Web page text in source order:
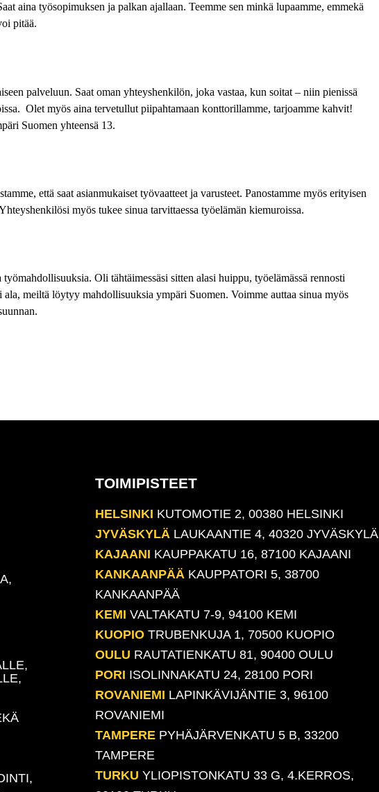
aina työsopimuksen ja palkan ajallaan. Teemme sen minkä lupaamme, emmekä
pitää.
palveluun. Saat oman yhteyshenkilön, joka vastaa, kun soitat – niin pienissä
Olet myös aina tervetullut piipahtamaan konttorillamme, tarjoamme kahvit!
Suomen yhteensä 13.
että saat asianmukaiset työvaatteet ja varusteet. Panostamme myös erityisen
myös tukee sinua tarvittaessa työelämän kiemuroissa.
työmahdollisuuksia. Oli tähtäimessäsi sitten alasi huippu, työelämässä rennosti
meiltä löytyy mahdollisuuksia ympäri Suomen. Voimme auttaa sinua myös
TOIMIPISTEET
HELSINKI KUTOMOTIE 2, 00380 HELSINKI
JYVÄSKYLÄ LAUKAANTIE 4, 40320 JYVÄSKYLÄ
KAJAANI KAUPPAKATU 16, 87100 KAJAANI
KANKAANPÄÄ KAUPPATORI 5, 38700
KANKAANPÄÄ
KEMIVALTAKATU 7-9, 94100 KEMI
KUOPIOTRUBENKUJA 1, 70500 KUOPIO
OULU RAUTATIENKATU 81, 90400 OULU
PORI ISOLINNAKATU 24, 28100 PORI
ROVANIEMI LAPINKÄVIJÄNTIE 3, 96100
ROVANIEMI
TAMPERE PYHÄJÄRVENKATU 5 B, 33200
TAMPERE
TURKU YLIOPISTONKATU 33 G, 4.KERROS,